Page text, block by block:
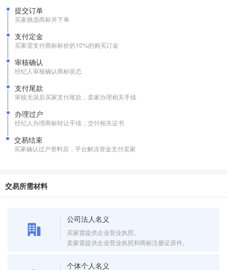
提交订单
买家挑选商标并下单
支付定金
买家需支付商标标价的10%的购买订金
审核确认
经纪人审核确认商标状态
支付尾款
审核无误后买家支付尾款，卖家办理相关手续
办理过户
经纪人办理商标转让手续，交付相关证书
交易结束
买家确认过户资料后，平台解冻资金支付卖家
交易所需材料
公司法人名义
买家需提供企业营业执照。
卖家需提供企业营业执照和商标注册证原件。
个体个人名义